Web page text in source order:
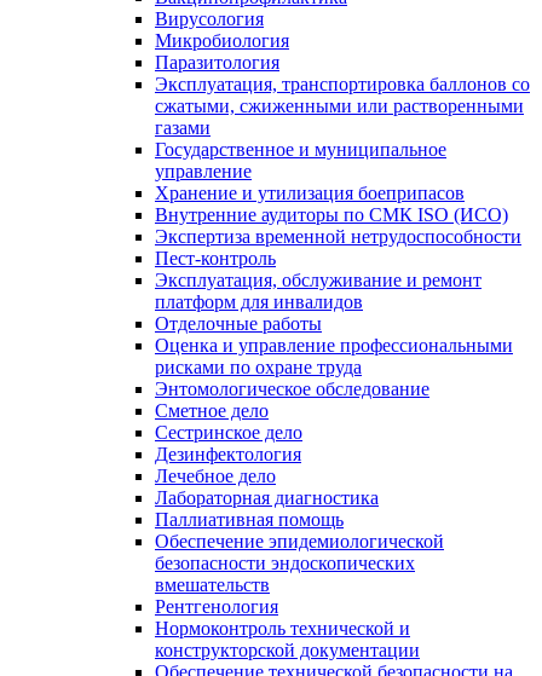
Вирусология
Микробиология
Паразитология
Эксплуатация, транспортировка баллонов со
сжатыми, сжиженными или растворенными
газами
Государственное и муниципальное
управление
Хранение и утилизация боеприпасов
Внутренние аудиторы по СМК ISO (ИСО)
Экспертиза временной нетрудоспособности
Пест-контроль
Эксплуатация, обслуживание и ремонт
платформ для инвалидов
Отделочные работы
Оценка и управление профессиональными
рисками по охране труда
Энтомологическое обследование
Сметное дело
Сестринское дело
Дезинфектология
Лечебное дело
Лабораторная диагностика
Паллиативная помощь
Обеспечение эпидемиологической
безопасности эндоскопических
вмешательств
Рентгенология
Нормоконтроль технической и
конструкторской документации
Обеспечение технической безопасности на